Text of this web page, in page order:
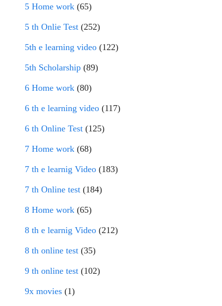
5 Home work (65)
5 th Onlie Test (252)
5th e learning video (122)
5th Scholarship (89)
6 Home work (80)
6 th e learning video (117)
6 th Online Test (125)
7 Home work (68)
7 th e learnig Video (183)
7 th Online test (184)
8 Home work (65)
8 th e learnig Video (212)
8 th online test (35)
9 th online test (102)
9x movies (1)